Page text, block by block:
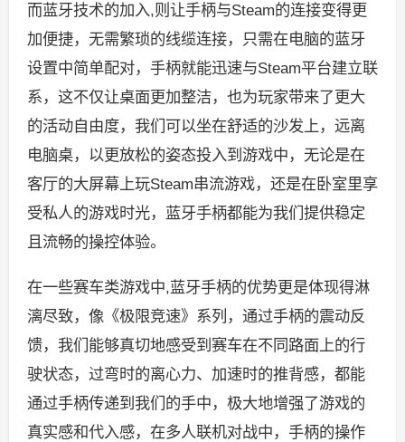
而蓝牙技术的加入,则让手柄与Steam的连接变得更
加便捷，无需繁琐的线缆连接，只需在电脑的蓝牙
设置中简单配对，手柄就能迅速与Steam平台建立联
系，这不仅让桌面更加整洁，也为玩家带来了更大
的活动自由度，我们可以坐在舒适的沙发上，远离
电脑桌，以更放松的姿态投入到游戏中，无论是在
客厅的大屏幕上玩Steam串流游戏，还是在卧室里享
受私人的游戏时光，蓝牙手柄都能为我们提供稳定
且流畅的操控体验。
在一些赛车类游戏中,蓝牙手柄的优势更是体现得淋
漓尽致，像《极限竞速》系列，通过手柄的震动反
馈，我们能够真切地感受到赛车在不同路面上的行
驶状态，过弯时的离心力、加速时的推背感，都能
通过手柄传递到我们的手中，极大地增强了游戏的
真实感和代入感，在多人联机对战中，手柄的操作